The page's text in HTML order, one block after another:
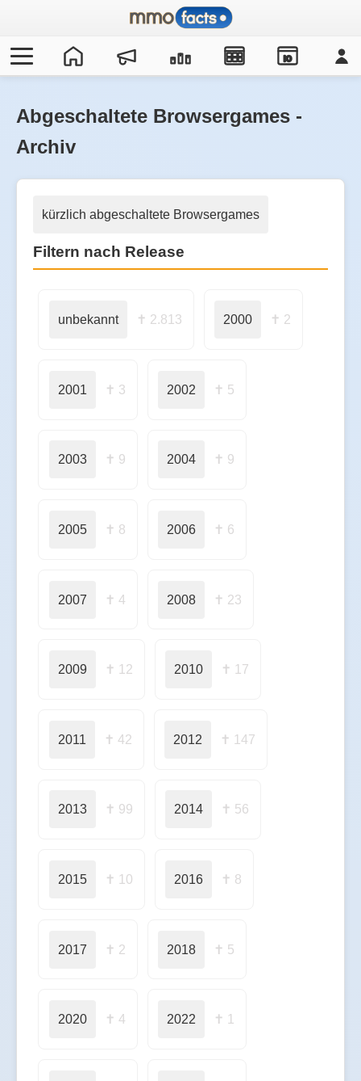
IO
Abgeschaltete Browsergames -
Archiv
kürzlich abgeschaltete Browsergames
Filtern nach Release
unbekannt ✝ 2.813 2000 ✝ 2
2001 ✝ 3 2002 ✝ 5
2003 ✝ 9 2004 ✝ 9
2005 ✝ 8 2006 ✝ 6
2007 ✝ 4 2008 ✝ 23
2009 ✝ 12 2010 ✝ 17
2011 ✝ 42 2012 ✝ 147
2013 ✝ 99 2014 ✝ 56
2015 ✝ 10 2016 ✝ 8
2017 ✝ 2 2018 ✝ 5
2020 ✝ 4 2022 ✝ 1